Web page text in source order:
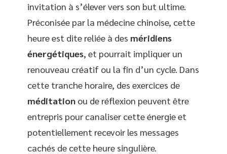
invitation à s’élever vers son but ultime.
Préconisée par la médecine chinoise, cette
heure est dite reliée à des méridiens
énergétiques, et pourrait impliquer un
renouveau créatif ou la fin d’un cycle. Dans
cette tranche horaire, des exercices de
méditation ou de réflexion peuvent être
entrepris pour canaliser cette énergie et
potentiellement recevoir les messages
cachés de cette heure singulière.